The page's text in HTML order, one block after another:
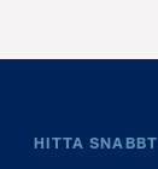
HITTA SNABBT